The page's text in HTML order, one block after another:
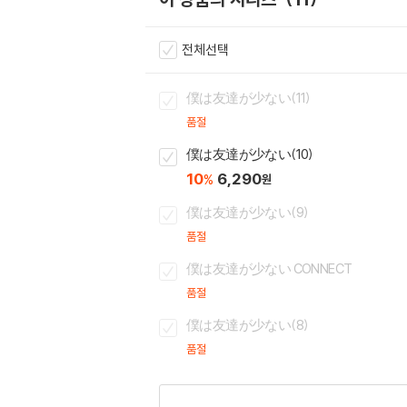
전체선택
僕は友達が少ない(11)
품절
僕は友達が少ない(10)
10% 6,290원
僕は友達が少ない(9)
품절
僕は友達が少ない CONNECT
품절
僕は友達が少ない(8)
품절